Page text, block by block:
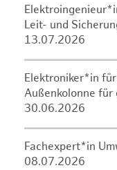
Leit- und
13.07.2026
Elektroniker*in
Außenkolonne für
30.06.2026
Fachexpert*in
08.07.2026